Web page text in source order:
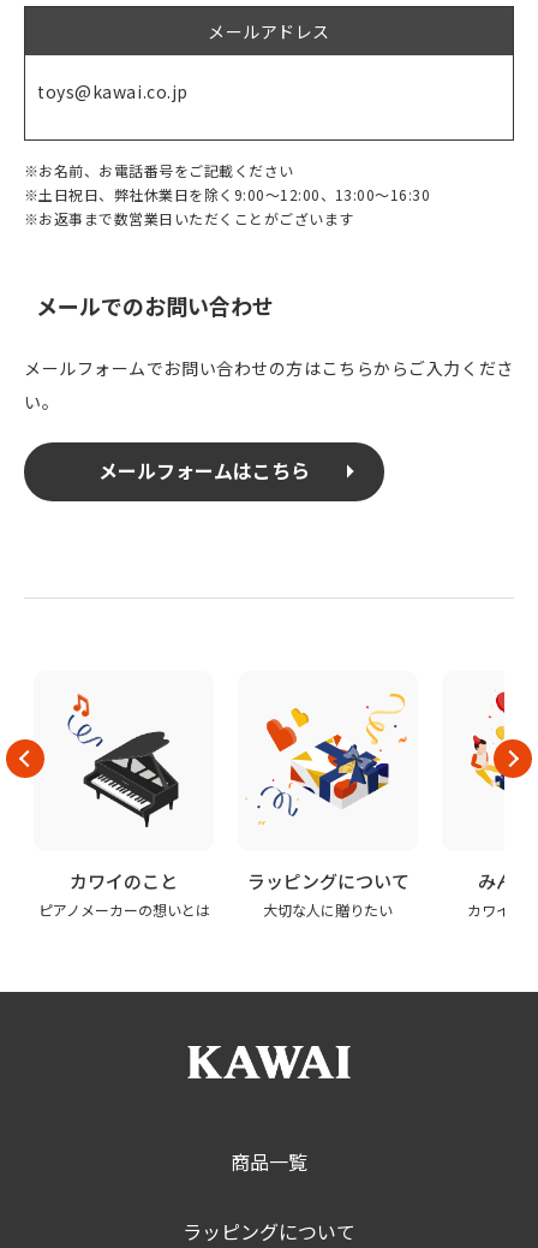
メールアドレス
toys@kawai.co.jp
※お名前、お電話番号をご記載ください
※土日祝日、弊社休業日を除く9:00～12:00、13:00～16:30
※お返事まで数営業日いただくことがございます
メールでのお問い合わせ
メールフォームでお問い合わせの方はこちらからご入力くださ
い。
メールフォームはこちら
カワイのこと
ピアノメーカーの想いとは
ラッピングについて
大切な人に贈りたい
みんな
カワイの
商品一覧
ラッピングについて